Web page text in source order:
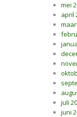
mei
april
juli
juni